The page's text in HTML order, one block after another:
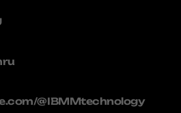
@IBMMtechnology